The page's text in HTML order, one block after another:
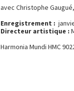
avec Christophe
Enregistrement :
Directeur artistique :
Harmonia Mundi HMC